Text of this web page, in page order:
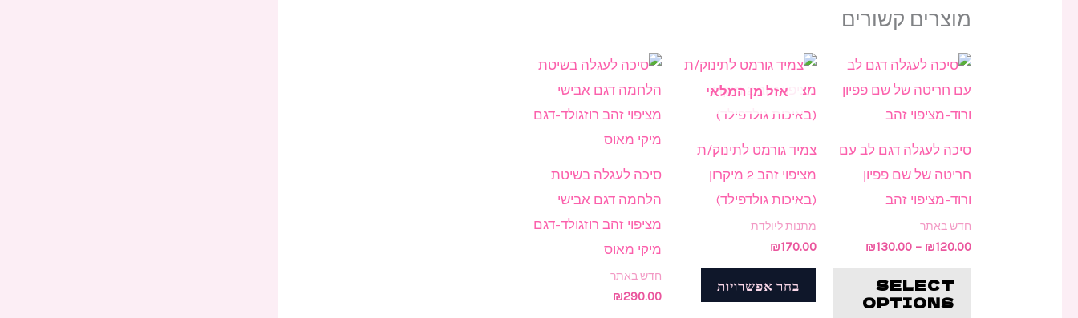
מוצרים קשורים
סיכה לעגלה דגם לב עם
חריטה של שם פפיון
ורוד-מציפוי זהב
חדש באתר
₪120.00
–
₪130.00
טווח
מחירים:
SELECT
OPTIONS
למוצר
בעמוד
אזל מן המלאי
צמיד גורמט לתינוק/ת
מציפוי זהב 2 מיקרון
(באיכות גולדפילד)
מתנות ליולדת
₪170.00
בחר אפשרויות
למוצר
סיכה לעגלה בשיטת
הלחמה דגם אבישי
מציפוי זהב רוזגולד-דגם
מיקי מאוס
חדש באתר
₪290.00